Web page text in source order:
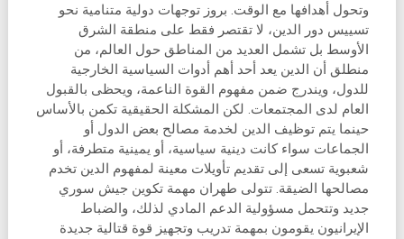
وتحول أهدافها مع الوقت. بروز توجهات دولية متنامية نحو
تسييس دور الدين، لا تقتصر فقط على منطقة الشرق
الأوسط بل تشمل العديد من المناطق حول العالم، من
منطلق أن الدين يعد أحد أهم أدوات السياسية الخارجية
للدول، ويندرج ضمن مفهوم القوة الناعمة، ويحظى بالقبول
العام لدى المجتمعات. لكن المشكلة الحقيقية تكمن بالأساس
حينما يتم توظيف الدين لخدمة مصالح بعض الدول أو
الجماعات سواء كانت دينية سياسية، أو يمينية متطرفة، أو
شعبوية تسعى إلى تقديم تأويلات معينة لمفهوم الدين تخدم
مصالحها الضيقة. تتولى طهران مهمة تكوين جيش سوري
جديد وتتحمل مسؤولية الدعم المادي لذلك، والضباط
الإيرانيون يقومون بمهمة تدريب وتجهيز قوة قتالية جديدة